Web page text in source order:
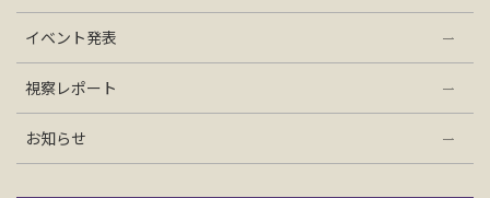
イベント発表
視察レポート
お知らせ